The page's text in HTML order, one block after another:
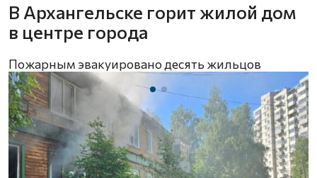
В Архангельске горит жилой дом
в центре города
Пожарным эвакуировано десять жильцов